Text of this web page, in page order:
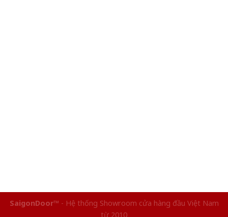
SaigonDoor™ - Hệ thống Showroom cửa hàng đầu Việt Nam
từ 2010